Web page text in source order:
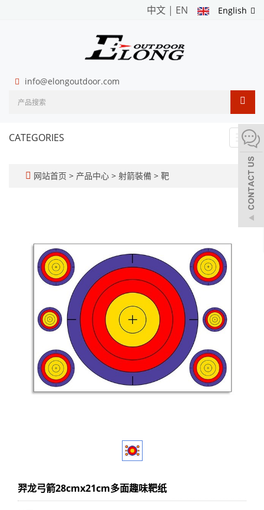
English
中文 | EN
info@elongoutdoor.com
CATEGORIES
网站首页 > 产品中心 > 射箭裝備 > 靶
羿龙弓箭28cmx21cm多面趣味靶纸